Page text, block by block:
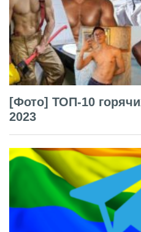
[Фото] ТОП-10
2023